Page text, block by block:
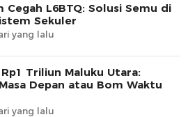
Cegah L6BTQ: Solusi Semu di
Sekuler
yang lalu
Triliun Maluku Utara:
Depan atau Bom Waktu
yang lalu